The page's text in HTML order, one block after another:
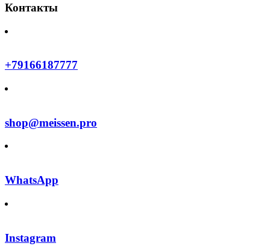
Контакты
+79166187777
shop@meissen.pro
WhatsApp
Instagram